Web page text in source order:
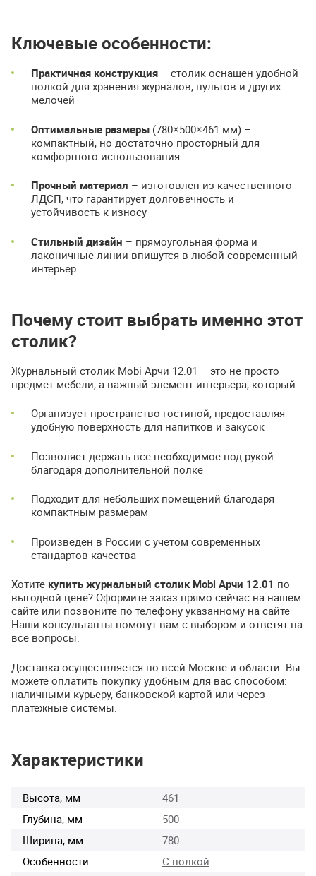
Ключевые особенности:
Практичная конструкция – столик оснащен удобной
полкой для хранения журналов, пультов и других
мелочей
Оптимальные размеры (780×500×461 мм) –
компактный, но достаточно просторный для
комфортного использования
Прочный материал – изготовлен из качественного
ЛДСП, что гарантирует долговечность и
устойчивость к износу
Стильный дизайн – прямоугольная форма и
лаконичные линии впишутся в любой современный
интерьер
Почему стоит выбрать именно этот
столик?
Журнальный столик Mobi Арчи 12.01 – это не просто
предмет мебели, а важный элемент интерьера, который:
Организует пространство гостиной, предоставляя
удобную поверхность для напитков и закусок
Позволяет держать все необходимое под рукой
благодаря дополнительной полке
Подходит для небольших помещений благодаря
компактным размерам
Произведен в России с учетом современных
стандартов качества
Хотите купить журнальный столик Mobi Арчи 12.01 по
выгодной цене? Оформите заказ прямо сейчас на нашем
сайте или позвоните по телефону указанному на сайте
Наши консультанты помогут вам с выбором и ответят на
все вопросы.
Доставка осуществляется по всей Москве и области. Вы
можете оплатить покупку удобным для вас способом:
наличными курьеру, банковской картой или через
платежные системы.
Характеристики
Высота, мм
461
Глубина, мм
500
Ширина, мм
780
Особенности
С полкой